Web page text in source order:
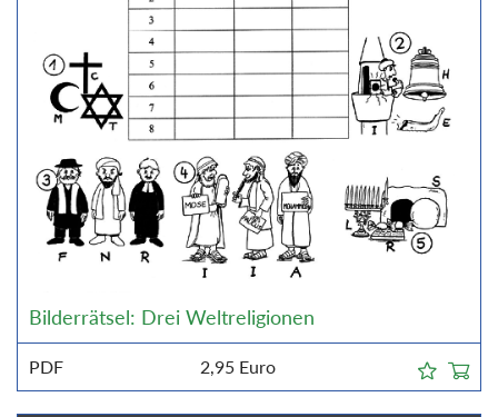
Bilderrätsel: Drei Weltreligionen
PDF 2,95 Euro